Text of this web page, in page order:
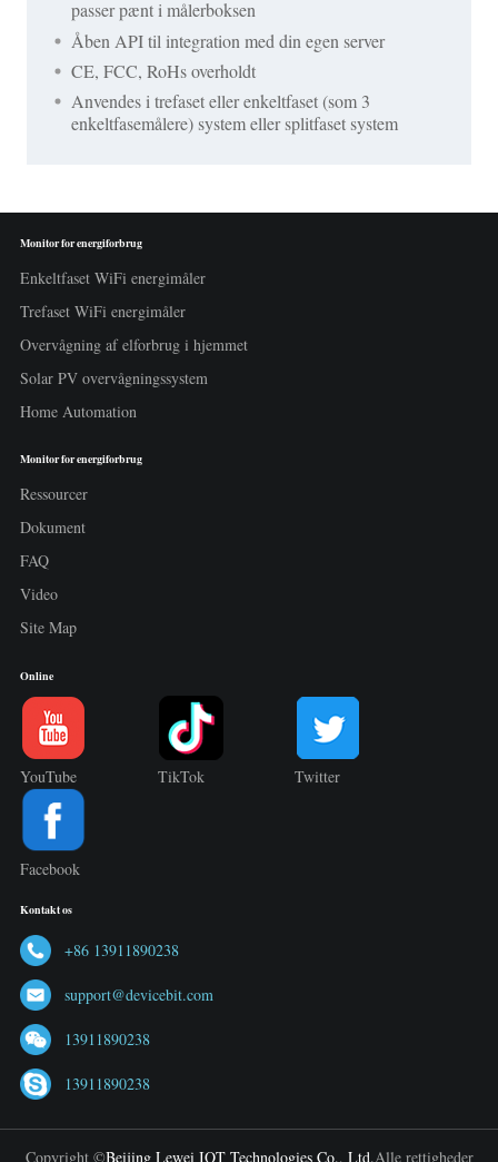
passer pænt i målerboksen
Åben API til integration med din egen server
CE, FCC, RoHs overholdt
Anvendes i trefaset eller enkeltfaset (som 3
enkeltfasemålere) system eller splitfaset system
Monitor for energiforbrug
Enkeltfaset WiFi energimåler
Trefaset WiFi energimåler
Overvågning af elforbrug i hjemmet
Solar PV overvågningssystem
Home Automation
Monitor for energiforbrug
Ressourcer
Dokument
FAQ
Video
Site Map
Online
YouTube TikTok Twitter
Facebook
Kontakt os
+86 13911890238
support@devicebit.com
13911890238
13911890238
Copyright ©Beijing Lewei IOT Technologies Co., Ltd.Alle rettigheder